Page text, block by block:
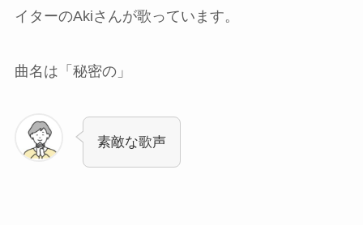
イターのAkiさんが歌っています。
曲名は「秘密の」
素敵な歌声